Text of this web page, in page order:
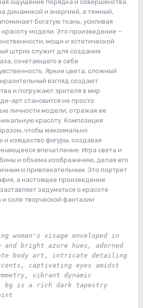
ощущение порядка и совершенства.
динамикой и энергией, а темный,
богатую ткань, усиливая
красоту модели. Это произведение –
мощи и эстетической
штрих служит для создания
сочетающего в себе
Яркие цвета, сложный
взгляд создают
и погружают зрителя в мир
арт становится не просто
личности модели, отражая ее
красоту. Композиция
чтобы максимально
и изящество фигуры, создавая
впечатление. Игра света и
и объема изображению, делая его
и привлекательным. Это портрет
а настоящее произведение
задуматься о красоте
и силе творческой фантазии
woman's visage enveloped in
and bright azure hues, adorned
body art, intricate detailing
captivating eyes amidst
vibrant dynamic
bg is a rich dark tapestry